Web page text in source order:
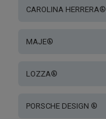
CAROLINA HERRERA®
MAJE®
LOZZA®
PORSCHE DESIGN ®